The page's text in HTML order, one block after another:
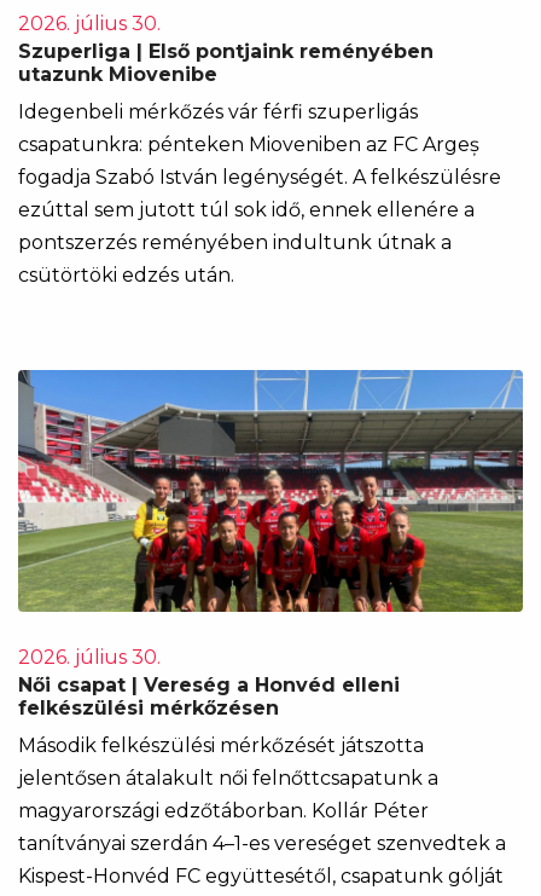
2026. július 30.
Szuperliga | Első pontjaink reményében
utazunk Miovenibe
Idegenbeli mérkőzés vár férfi szuperligás
csapatunkra: pénteken Mioveniben az FC Argeș
fogadja Szabó István legénységét. A felkészülésre
ezúttal sem jutott túl sok idő, ennek ellenére a
pontszerzés reményében indultunk útnak a
csütörtöki edzés után.
2026. július 30.
Női csapat | Vereség a Honvéd elleni
felkészülési mérkőzésen
Második felkészülési mérkőzését játszotta
jelentősen átalakult női felnőttcsapatunk a
magyarországi edzőtáborban. Kollár Péter
tanítványai szerdán 4–1-es vereséget szenvedtek a
Kispest-Honvéd FC együttesétől, csapatunk gólját